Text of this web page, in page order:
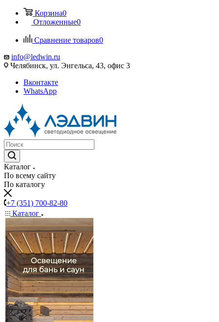
Корзина0
Отложенные0
Сравнение товаров0
info@ledwin.ru
Челябинск, ул. Энгельса, 43, офис 3
Вконтакте
WhatsApp
Каталог
По всему сайту
По каталогу
+7 (351) 700-82-80
Каталог